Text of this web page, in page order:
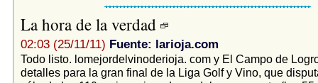
La hora de la verdad
02:03 (25/11/11) Fuente: larioja.com
Todo listo. lomejordelvinoderioja. com y El Campo de
detalles para la gran final de la Liga Golf y Vino, que